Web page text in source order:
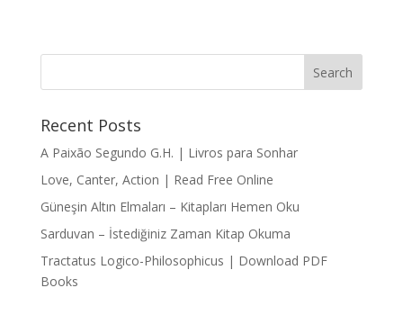
Recent Posts
A Paixão Segundo G.H. | Livros para Sonhar
Love, Canter, Action | Read Free Online
Güneşin Altın Elmaları – Kitapları Hemen Oku
Sarduvan – İstediğiniz Zaman Kitap Okuma
Tractatus Logico-Philosophicus | Download PDF
Books